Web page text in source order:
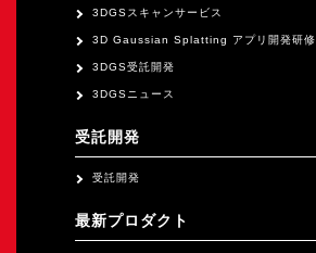
3DGSスキャンサービス
3D Gaussian Splatting アプリ開発研修
3DGS受託開発
3DGSニュース
受託開発
受託開発
最新プロダクト